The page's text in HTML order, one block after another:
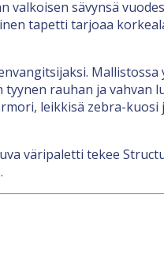
sävynsä
tapetti tarjoaa
rauhan ja vahvan
leikkisä zebra-
väripaletti tekee